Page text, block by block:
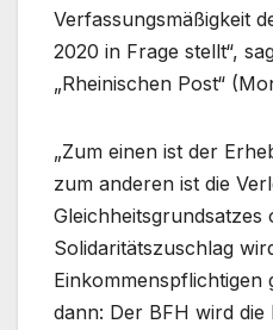
Verfassungsmäßigkeit
2020 in Frage stellt“,
„Rheinischen Post“
„Zum einen ist der
zum anderen ist die
Solidaritätszuschlag
Einkommenspflichtigen
dann: Der BFH wird die